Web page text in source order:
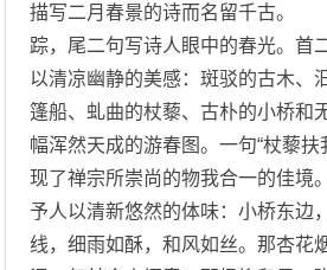
描写二月春景的诗而名留千古。
踪，尾二句写诗人眼中的春光。首
以清凉幽静的美感：斑驳的古木、
篷船、虬曲的杖藜、古朴的小桥和
幅浑然天成的游春图。一句“杖藜扶
现了禅宗所崇尚的物我合一的佳境
予人以清新悠然的体味：小桥东边
线，细雨如酥，和风如丝。那杏花